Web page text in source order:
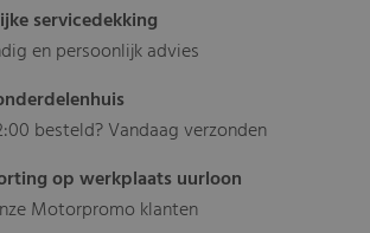
servicedekking
en persoonlijk advies
besteld? Vandaag verzonden
op werkplaats uurloon
Motorpromo klanten